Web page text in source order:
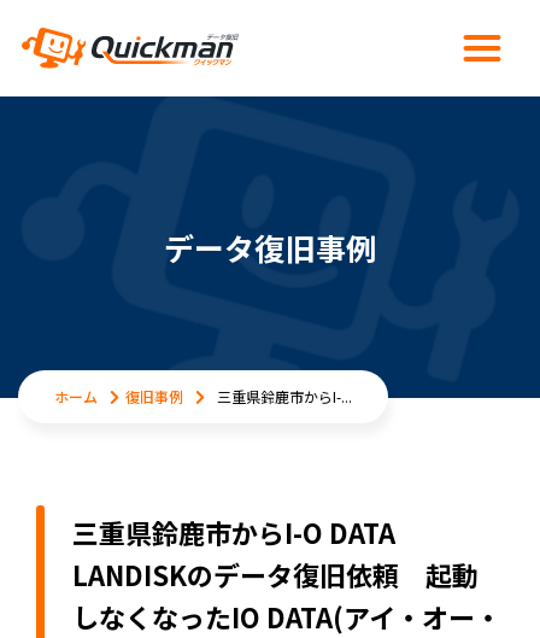
データ復旧事例
ホーム 復旧事例 三重県鈴鹿市からI-...
三重県鈴鹿市からI-O DATA
LANDISKのデータ復旧依頼 起動
しなくなったIO DATA(アイ・オー・